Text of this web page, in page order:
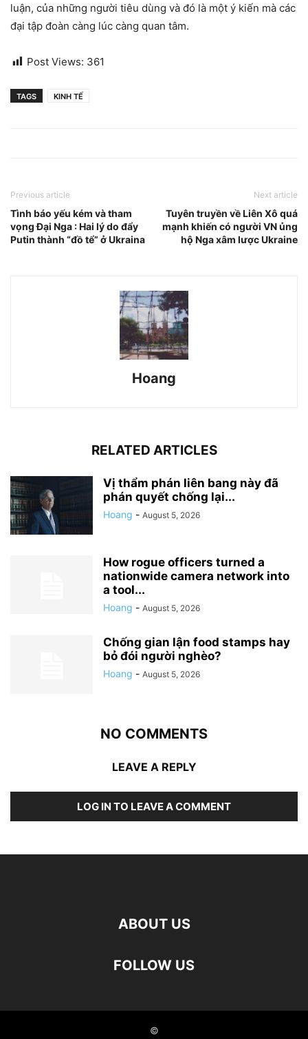
luận, của những người tiêu dùng và đó là một ý kiến mà các
đại tập đoàn càng lúc càng quan tâm.
Post Views: 361
TAGS KINH TẾ
Previous article
Tình báo yếu kém và tham
vọng Đại Nga : Hai lý do đẩy
Putin thành “đồ tể” ở Ukraina
Next article
Tuyên truyền về Liên Xô quá
mạnh khiến có người VN ủng
hộ Nga xâm lược Ukraine
Hoang
RELATED ARTICLES
Vị thẩm phán liên bang này đã
phán quyết chống lại...
Hoang - August 5, 2026
How rogue officers turned a
nationwide camera network into
a tool...
Hoang - August 5, 2026
Chống gian lận food stamps hay
bỏ đói người nghèo?
Hoang - August 5, 2026
NO COMMENTS
LEAVE A REPLY
LOG IN TO LEAVE A COMMENT
ABOUT US
FOLLOW US
©